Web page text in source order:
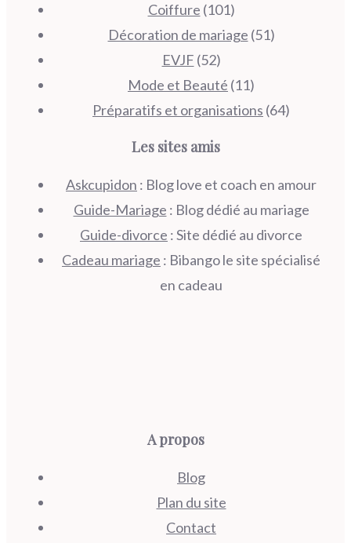
Coiffure (101)
Décoration de mariage (51)
EVJF (52)
Mode et Beauté (11)
Préparatifs et organisations (64)
Les sites amis
Askcupidon : Blog love et coach en amour
Guide-Mariage : Blog dédié au mariage
Guide-divorce : Site dédié au divorce
Cadeau mariage : Bibango le site spécialisé
en cadeau
A propos
Blog
Plan du site
Contact